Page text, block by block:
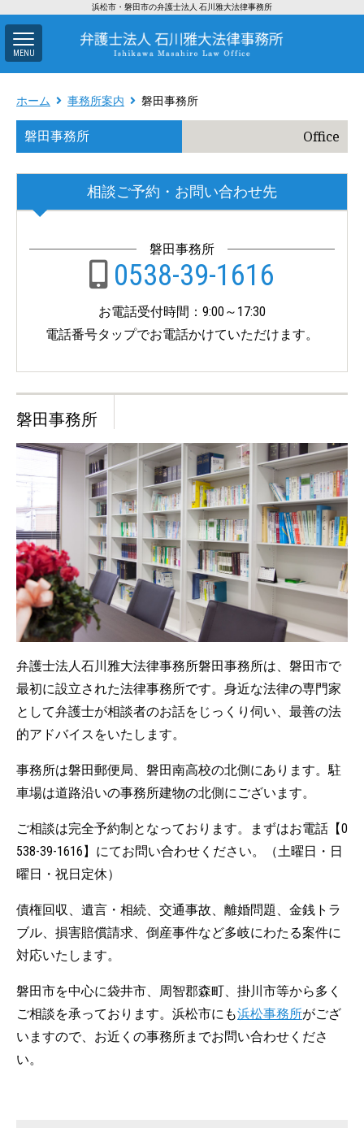
浜松市・磐田市の弁護士法人 石川雅大法律事務所
MENU
ホーム 事務所案内 磐田事務所
磐田事務所 Office
相談ご予約・お問い合わせ先
磐田事務所
0538-39-1616
お電話受付時間：9:00～17:30
電話番号タップでお電話かけていただけます。
磐田事務所
弁護士法人石川雅大法律事務所磐田事務所は、磐田市で
最初に設立された法律事務所です。身近な法律の専門家
として弁護士が相談者のお話をじっくり伺い、最善の法
的アドバイスをいたします。
事務所は磐田郵便局、磐田南高校の北側にあります。駐
車場は道路沿いの事務所建物の北側にございます。
ご相談は完全予約制となっております。まずはお電話【0
538-39-1616】にてお問い合わせください。（土曜日・日
曜日・祝日定休）
債権回収、遺言・相続、交通事故、離婚問題、金銭トラ
ブル、損害賠償請求、倒産事件など多岐にわたる案件に
対応いたします。
磐田市を中心に袋井市、周智郡森町、掛川市等から多く
ご相談を承っております。浜松市にも浜松事務所がござ
いますので、お近くの事務所までお問い合わせくださ
い。